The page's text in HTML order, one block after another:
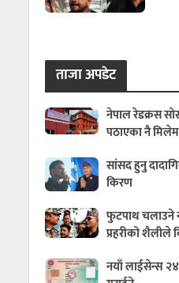
ताजा अपडेट
नेपाल रेडक्रस
पठाएका नै
सांसद हुनु
किरण
फुटपाथ चलाउने
प्रहरीको शैलीले
नयाँ लाईसेन्स